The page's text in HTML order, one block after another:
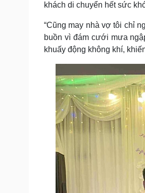
khách di chuyển hết sức
“Cũng may nhà vợ tôi chỉ
buồn vì đám cưới mưa
khuấy động không khí,